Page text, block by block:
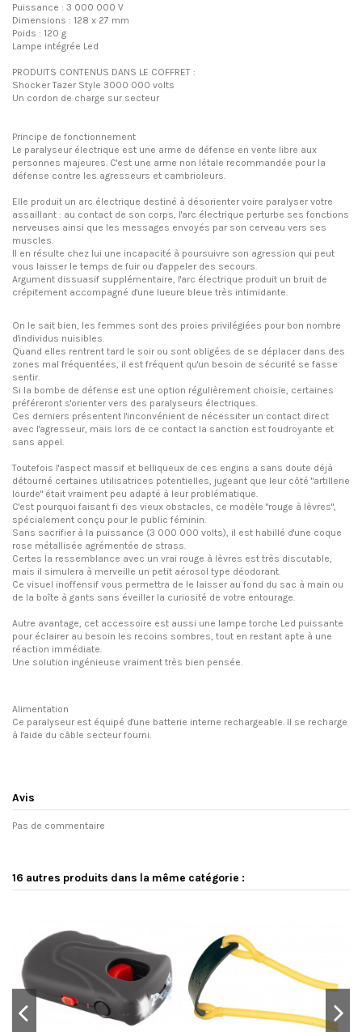
Puissance : 3 000 000 V
Dimensions : 128 x 27 mm
Poids : 120 g
Lampe intégrée Led
PRODUITS CONTENUS DANS LE COFFRET :
Shocker Tazer Style 3000 000 volts
Un cordon de charge sur secteur
Principe de fonctionnement
Le paralyseur électrique est une arme de défense en vente libre aux
personnes majeures. C'est une arme non létale recommandée pour la
défense contre les agresseurs et cambrioleurs.
Elle produit un arc électrique destiné à désorienter voire paralyser votre
assaillant : au contact de son corps, l'arc électrique perturbe ses fonctions
nerveuses ainsi que les messages envoyés par son cerveau vers ses
muscles.
Il en résulte chez lui une incapacité à poursuivre son agression qui peut
vous laisser le temps de fuir ou d'appeler des secours.
Argument dissuasif supplémentaire, l'arc électrique produit un bruit de
crépitement accompagné d'une lueure bleue très intimidante.
On le sait bien, les femmes sont des proies privilégiées pour bon nombre
d'individus nuisibles.
Quand elles rentrent tard le soir ou sont obligées de se déplacer dans des
zones mal fréquentées, il est fréquent qu'un besoin de sécurité se fasse
sentir.
Si la bombe de défense est une option régulièrement choisie, certaines
préféreront s'orienter vers des paralyseurs électriques.
Ces derniers présentent l'inconvénient de nécessiter un contact direct
avec l'agresseur, mais lors de ce contact la sanction est foudroyante et
sans appel.
Toutefois l'aspect massif et belliqueux de ces engins a sans doute déjà
détourné certaines utilisatrices potentielles, jugeant que leur côté "artillerie
lourde" était vraiment peu adapté à leur problématique.
C'est pourquoi faisant fi des vieux obstacles, ce modèle "rouge à lèvres",
spécialement conçu pour le public féminin.
Sans sacrifier à la puissance (3 000 000 volts), il est habillé d'une coque
rose métallisée agrémentée de strass.
Certes la ressemblance avec un vrai rouge à lèvres est très discutable,
mais il simulera à merveille un petit aérosol type déodorant.
Ce visuel inoffensif vous permettra de le laisser au fond du sac à main ou
de la boîte à gants sans éveiller la curiosité de votre entourage.
Autre avantage, cet accessoire est aussi une lampe torche Led puissante
pour éclairer au besoin les recoins sombres, tout en restant apte à une
réaction immédiate.
Une solution ingénieuse vraiment très bien pensée.
Alimentation
Ce paralyseur est équipé d'une batterie interne rechargeable. Il se recharge
à l'aide du câble secteur fourni.
Avis
Pas de commentaire
16 autres produits dans la même catégorie :